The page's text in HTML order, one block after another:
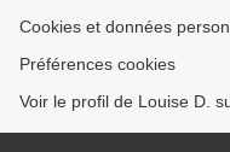
Cookies et données
Préférences cookies
Voir le profil de Louise D.